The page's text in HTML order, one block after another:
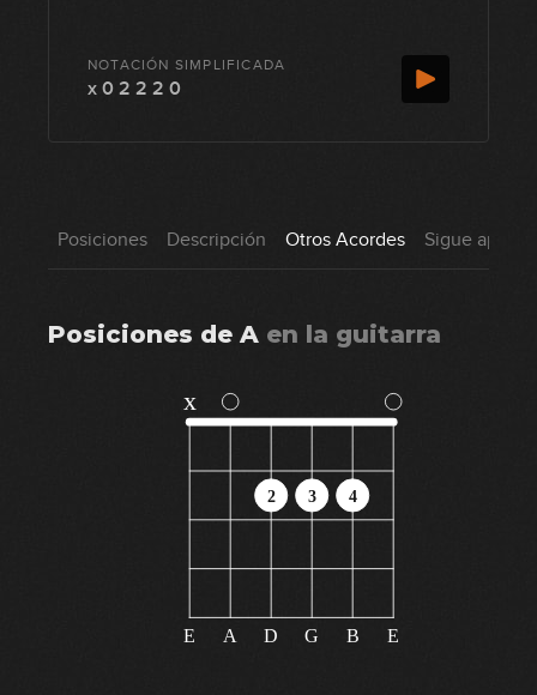
NOTACIÓN SIMPLIFICADA
x 0 2 2 2 0
Posiciones Descripción Otros Acordes Sigue
Posiciones de A en la guitarra
E A D G B E
x
2 3 4